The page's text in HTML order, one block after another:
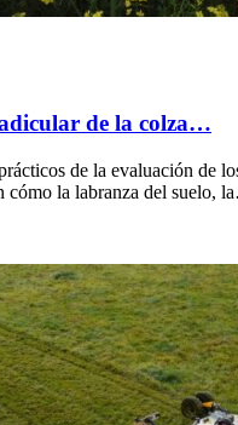
de la colza…
de la evaluación de
cómo la labranza del suelo,